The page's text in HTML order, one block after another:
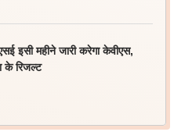
इसी महीने जारी करेगा केवीएस,
के रिजल्ट